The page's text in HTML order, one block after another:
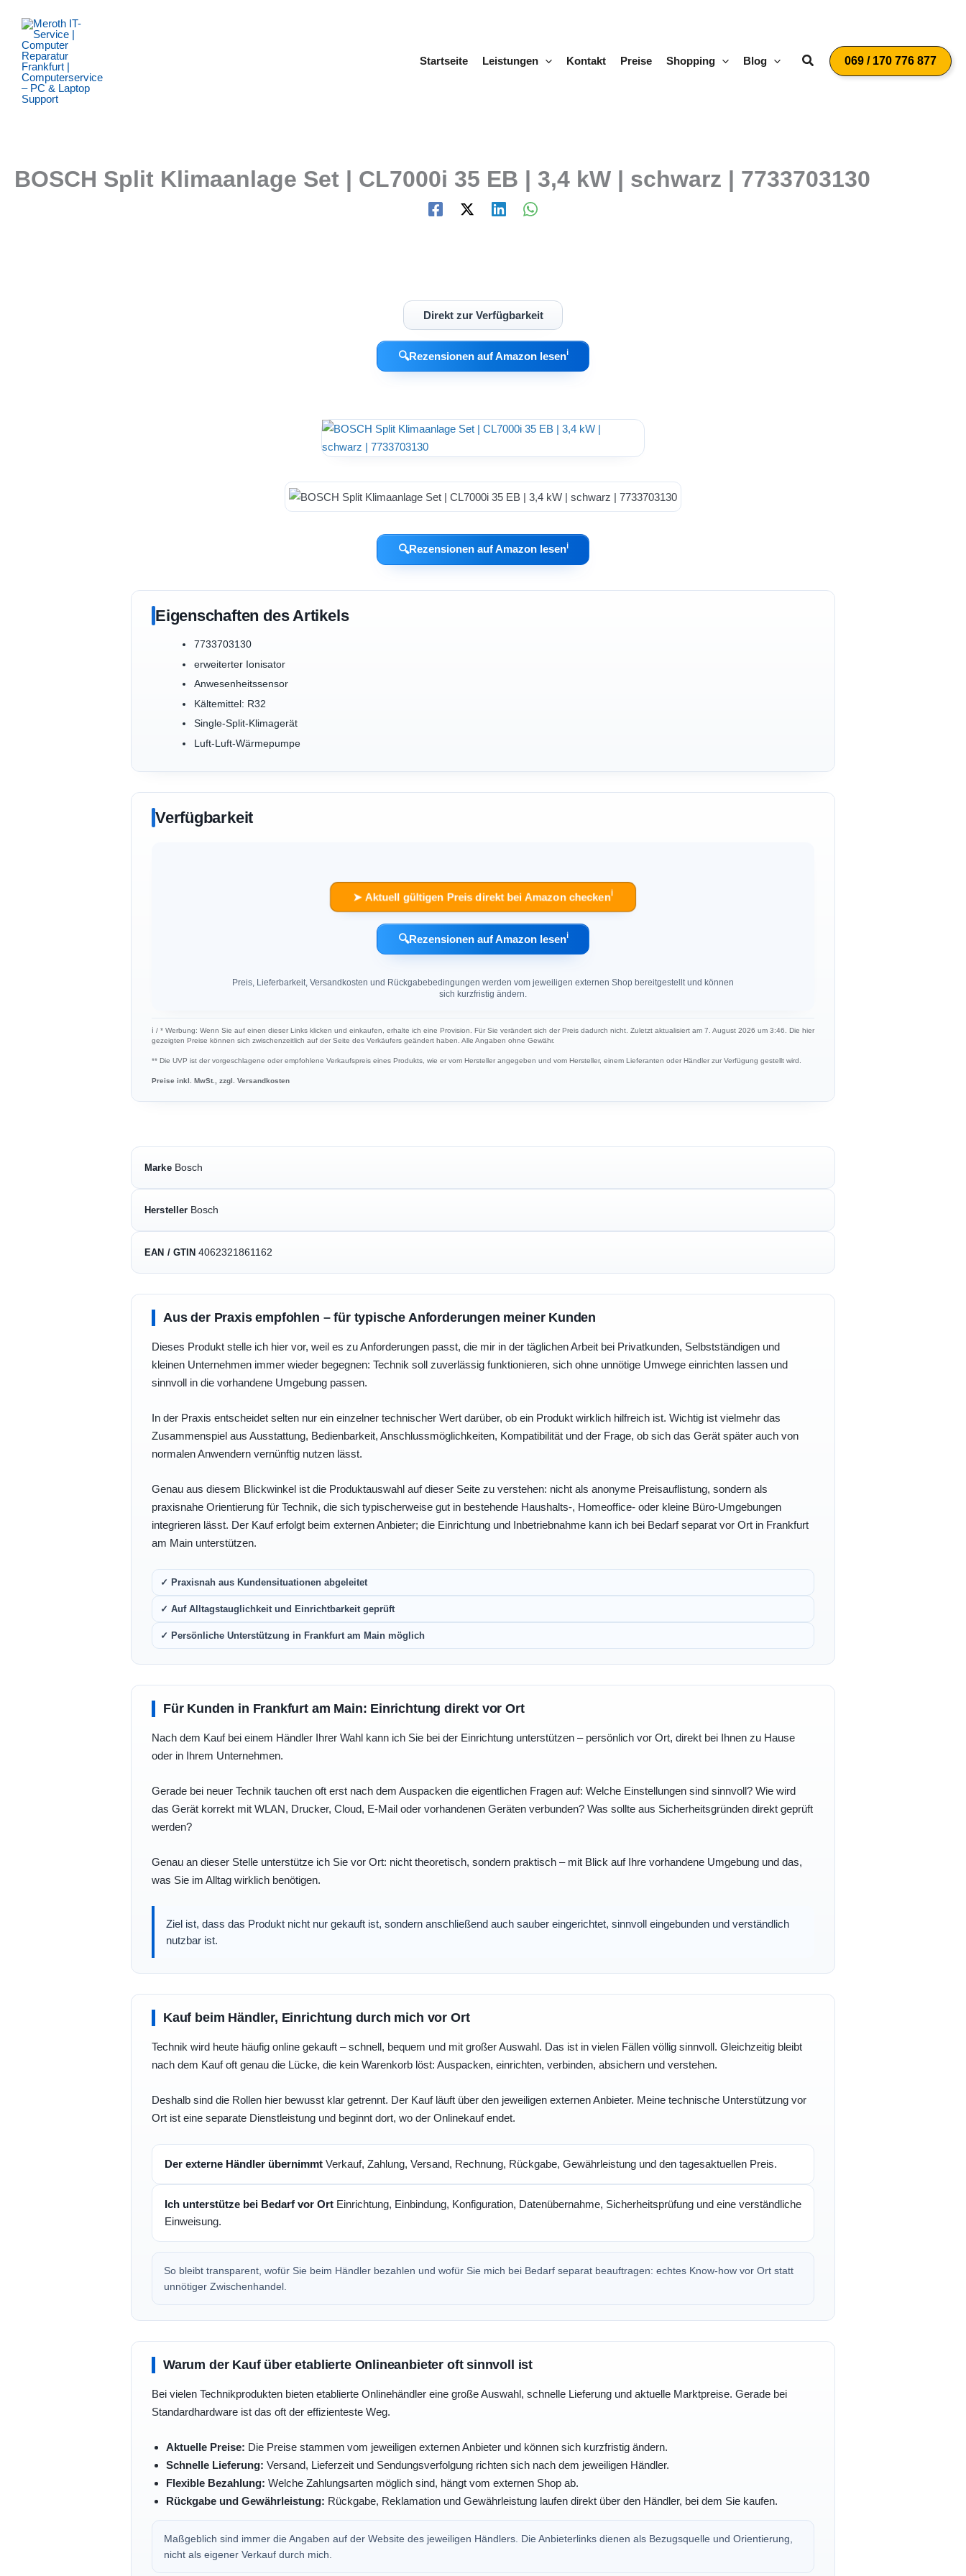
Inhalt
springen
Startseite
Leistungen Kontakt Preise Shopping Blog Suchen069 / 170 776 877
BOSCH Split Klimaanlage Set | CL7000i 35 EB | 3,4 kW | schwarz | 7733703130
Direkt zur Verfügbarkeit
🔍Rezensionen auf Amazon lesenℹ︎
🔍Rezensionen auf Amazon lesenℹ︎
Eigenschaften des Artikels
7733703130
erweiterter Ionisator
Anwesenheitssensor
Kältemittel: R32
Single-Split-Klimagerät
Luft-Luft-Wärmepumpe
Verfügbarkeit
➤ Aktuell gültigen Preis direkt bei Amazon checkenℹ︎
🔍Rezensionen auf Amazon lesenℹ︎
Preis, Lieferbarkeit, Versandkosten und Rückgabebedingungen werden vom jeweiligen externen Shop bereitgestellt und können
sich kurzfristig ändern.
ℹ︎ / * Werbung: Wenn Sie auf einen dieser Links klicken und einkaufen, erhalte ich eine Provision. Für Sie verändert sich der Preis dadurch nicht. Zuletzt aktualisiert am 7. August 2026 um 3:46. Die hier
gezeigten Preise können sich zwischenzeitlich auf der Seite des Verkäufers geändert haben. Alle Angaben ohne Gewähr.
** Die UVP ist der vorgeschlagene oder empfohlene Verkaufspreis eines Produkts, wie er vom Hersteller angegeben und vom Hersteller, einem Lieferanten oder Händler zur Verfügung gestellt wird.
Preise inkl. MwSt., zzgl. Versandkosten
Marke Bosch
Hersteller Bosch
EAN / GTIN 4062321861162
Aus der Praxis empfohlen – für typische Anforderungen meiner Kunden
Dieses Produkt stelle ich hier vor, weil es zu Anforderungen passt, die mir in der täglichen Arbeit bei Privatkunden, Selbstständigen und
kleinen Unternehmen immer wieder begegnen: Technik soll zuverlässig funktionieren, sich ohne unnötige Umwege einrichten lassen und
sinnvoll in die vorhandene Umgebung passen.
In der Praxis entscheidet selten nur ein einzelner technischer Wert darüber, ob ein Produkt wirklich hilfreich ist. Wichtig ist vielmehr das
Zusammenspiel aus Ausstattung, Bedienbarkeit, Anschlussmöglichkeiten, Kompatibilität und der Frage, ob sich das Gerät später auch von
normalen Anwendern vernünftig nutzen lässt.
Genau aus diesem Blickwinkel ist die Produktauswahl auf dieser Seite zu verstehen: nicht als anonyme Preisauflistung, sondern als
praxisnahe Orientierung für Technik, die sich typischerweise gut in bestehende Haushalts-, Homeoffice- oder kleine Büro-Umgebungen
integrieren lässt. Der Kauf erfolgt beim externen Anbieter; die Einrichtung und Inbetriebnahme kann ich bei Bedarf separat vor Ort in Frankfurt
am Main unterstützen.
✓ Praxisnah aus Kundensituationen abgeleitet
✓ Auf Alltagstauglichkeit und Einrichtbarkeit geprüft
✓ Persönliche Unterstützung in Frankfurt am Main möglich
Für Kunden in Frankfurt am Main: Einrichtung direkt vor Ort
Nach dem Kauf bei einem Händler Ihrer Wahl kann ich Sie bei der Einrichtung unterstützen – persönlich vor Ort, direkt bei Ihnen zu Hause
oder in Ihrem Unternehmen.
Gerade bei neuer Technik tauchen oft erst nach dem Auspacken die eigentlichen Fragen auf: Welche Einstellungen sind sinnvoll? Wie wird
das Gerät korrekt mit WLAN, Drucker, Cloud, E-Mail oder vorhandenen Geräten verbunden? Was sollte aus Sicherheitsgründen direkt geprüft
werden?
Genau an dieser Stelle unterstütze ich Sie vor Ort: nicht theoretisch, sondern praktisch – mit Blick auf Ihre vorhandene Umgebung und das,
was Sie im Alltag wirklich benötigen.
Ziel ist, dass das Produkt nicht nur gekauft ist, sondern anschließend auch sauber eingerichtet, sinnvoll eingebunden und verständlich
nutzbar ist.
Kauf beim Händler, Einrichtung durch mich vor Ort
Technik wird heute häufig online gekauft – schnell, bequem und mit großer Auswahl. Das ist in vielen Fällen völlig sinnvoll. Gleichzeitig bleibt
nach dem Kauf oft genau die Lücke, die kein Warenkorb löst: Auspacken, einrichten, verbinden, absichern und verstehen.
Deshalb sind die Rollen hier bewusst klar getrennt. Der Kauf läuft über den jeweiligen externen Anbieter. Meine technische Unterstützung vor
Ort ist eine separate Dienstleistung und beginnt dort, wo der Onlinekauf endet.
Der externe Händler übernimmt Verkauf, Zahlung, Versand, Rechnung, Rückgabe, Gewährleistung und den tagesaktuellen Preis.
Ich unterstütze bei Bedarf vor Ort Einrichtung, Einbindung, Konfiguration, Datenübernahme, Sicherheitsprüfung und eine verständliche
Einweisung.
So bleibt transparent, wofür Sie beim Händler bezahlen und wofür Sie mich bei Bedarf separat beauftragen: echtes Know-how vor Ort statt
unnötiger Zwischenhandel.
Warum der Kauf über etablierte Onlineanbieter oft sinnvoll ist
Bei vielen Technikprodukten bieten etablierte Onlinehändler eine große Auswahl, schnelle Lieferung und aktuelle Marktpreise. Gerade bei
Standardhardware ist das oft der effizienteste Weg.
Aktuelle Preise: Die Preise stammen vom jeweiligen externen Anbieter und können sich kurzfristig ändern.
Schnelle Lieferung: Versand, Lieferzeit und Sendungsverfolgung richten sich nach dem jeweiligen Händler.
Flexible Bezahlung: Welche Zahlungsarten möglich sind, hängt vom externen Shop ab.
Rückgabe und Gewährleistung: Rückgabe, Reklamation und Gewährleistung laufen direkt über den Händler, bei dem Sie kaufen.
Maßgeblich sind immer die Angaben auf der Website des jeweiligen Händlers. Die Anbieterlinks dienen als Bezugsquelle und Orientierung,
nicht als eigener Verkauf durch mich.